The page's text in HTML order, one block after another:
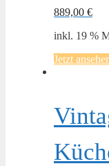
889,00 €
inkl. 19 %
Jetzt